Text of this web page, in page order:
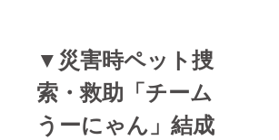
▼災害時ペット捜
索・救助「チーム
うーにゃん」結成